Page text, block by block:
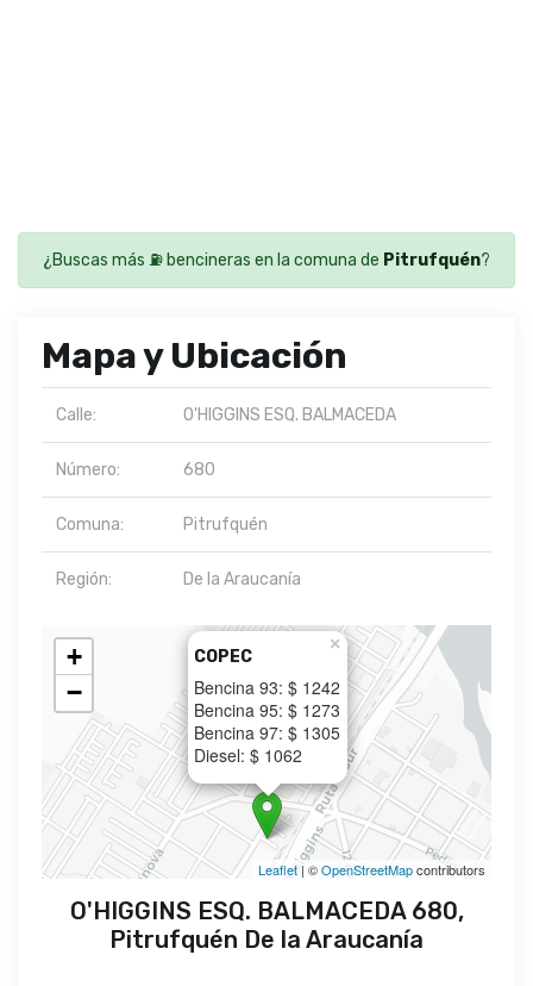
¿Buscas más ⛽ bencineras en la comuna de Pitrufquén?
Mapa y Ubicación
Calle: O'HIGGINS ESQ. BALMACEDA
Número: 680
Comuna: Pitrufquén
Región: De la Araucanía
COPEC
Bencina 93: $ 1242
Bencina 95: $ 1273
Bencina 97: $ 1305
Diesel: $ 1062
×
+
−
Leaflet| ©OpenStreetMapcontributors
O'HIGGINS ESQ. BALMACEDA 680,
Pitrufquén De la Araucanía